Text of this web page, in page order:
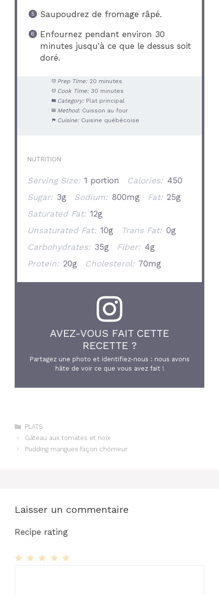
Saupoudrez de fromage râpé.
Enfournez pendant environ 30
minutes jusqu'à ce que le dessus soit
doré.
Prep Time: 20 minutes
Cook Time: 30 minutes
Category: Plat principal
Method: Cuisson au four
Cuisine: Cuisine québécoise
NUTRITION
Serving Size: 1 portion Calories: 450
Sugar: 3g Sodium: 800mg Fat: 25g
Saturated Fat: 12g
Unsaturated Fat: 10g Trans Fat: 0g
Carbohydrates: 35g Fiber: 4g
Protein: 20g Cholesterol: 70mg
AVEZ-VOUS FAIT CETTE
RECETTE ?
Partagez une photo et identifiez-nous : nous avons
hâte de voir ce que vous avez fait !
Catégories
PLATS
Gâteau aux tomates et noix
Pudding mangues façon chômeur
Laisser un commentaire
Recipe rating